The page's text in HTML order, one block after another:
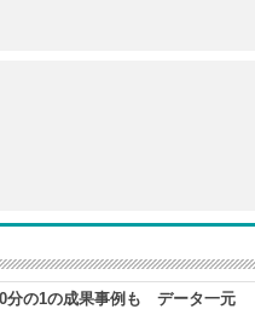
分の1の成果事例も データ一元